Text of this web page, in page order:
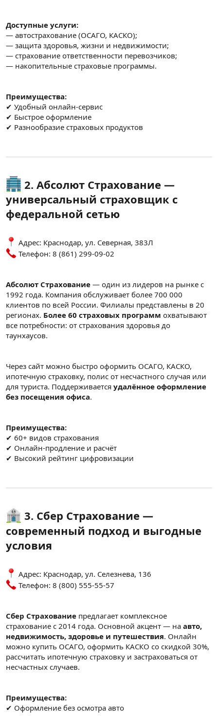
Доступные услуги:
— автострахование (ОСАГО, КАСКО);
— защита здоровья, жизни и недвижимости;
— страхование ответственности перевозчиков;
— накопительные страховые программы.
Преимущества:
✔ Удобный онлайн-сервис
✔ Быстрое оформление
✔ Разнообразие страховых продуктов
2. Абсолют Страхование —
универсальный страховщик с
федеральной сетью
Адрес: Краснодар, ул. Северная, 383Л
Телефон: 8 (861) 299-09-02
Абсолют Страхование — один из лидеров на рынке с
1992 года. Компания обслуживает более 700 000
клиентов по всей России. Филиалы представлены в 20
регионах. Более 60 страховых программ охватывают
все потребности: от страхования здоровья до
таунхаусов.
Через сайт можно быстро оформить ОСАГО, КАСКО,
ипотечную страховку, полис от несчастного случая или
для туриста. Поддерживается удалённое оформление
без посещения офиса.
Преимущества:
✔ 60+ видов страхования
✔ Онлайн-продление и расчёт
✔ Высокий рейтинг цифровизации
3. Сбер Страхование —
современный подход и выгодные
условия
Адрес: Краснодар, ул. Селезнева, 136
Телефон: 8 (800) 555-55-57
Сбер Страхование предлагает комплексное
страхование с 2014 года. Основной акцент — на авто,
недвижимость, здоровье и путешествия. Онлайн
можно купить ОСАГО, оформить КАСКО со скидкой 30%,
рассчитать ипотечную страховку и застраховаться от
несчастных случаев.
Преимущества:
✔ Оформление без осмотра авто